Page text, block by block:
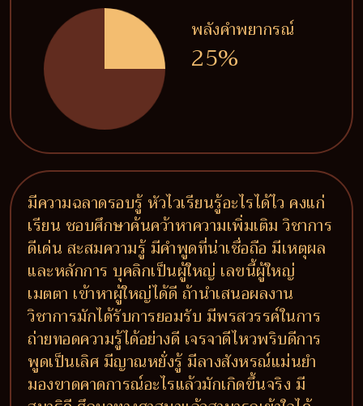
พลังคำพยากรณ์
25%
มีความฉลาดรอบรู้ หัวไวเรียนรู้อะไรได้ไว คงแก่
เรียน ชอบศึกษาค้นคว้าหาความเพิ่มเติม วิชาการ
ดีเด่น สะสมความรู้ มีคำพูดที่น่าเชื่อถือ มีเหตุผล
และหลักการ บุคลิกเป็นผู้ใหญ่ เลขนี้ผู้ใหญ่
เมตตา เข้าหาผู้ใหญ่ได้ดี ถ้านำเสนอผลงาน
วิชาการมักได้รับการยอมรับ มีพรสวรรค์ในการ
ถ่ายทอดความรู้ได้อย่างดี เจรจาดีไหวพริบดีการ
พูดเป็นเลิศ มีญาณหยั่งรู้ มีลางสังหรณ์แม่นยำ
มองขาดคาดการณ์อะไรแล้วมักเกิดขึ้นจริง มี